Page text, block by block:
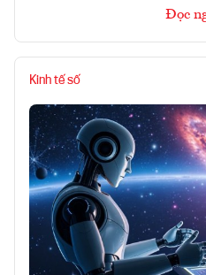
Đọc
Kinh tế số